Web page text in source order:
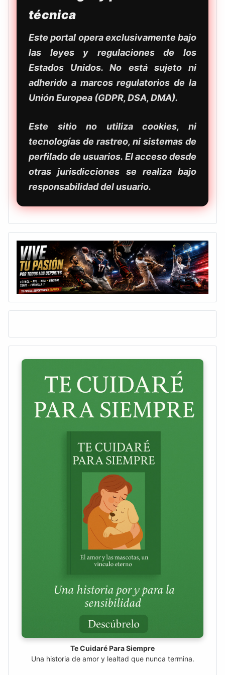
técnica
Este portal opera exclusivamente bajo
las leyes y regulaciones de los
Estados Unidos. No está sujeto ni
adherido a marcos regulatorios de la
Unión Europea (GDPR, DSA, DMA).
Este sitio no utiliza cookies, ni
tecnologías de rastreo, ni sistemas de
perfilado de usuarios. El acceso desde
otras jurisdicciones se realiza bajo
responsabilidad del usuario.
Te Cuidaré Para Siempre
Una historia de amor y lealtad que nunca termina.